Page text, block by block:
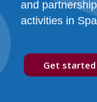
and
activities in
Get started